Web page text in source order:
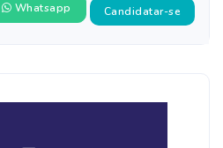
Whatsapp Candidatar-se